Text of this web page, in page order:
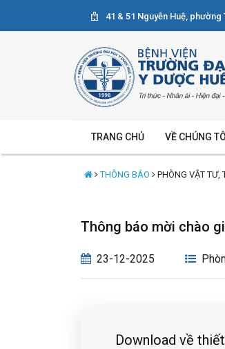
41 & 51 Nguyễn Huệ, phường
TRANG CHỦ VỀ CHÚNG TÔI
THÔNG BÁO PHÒNG VẬT TƯ,
Thông báo mời chào
23-12-2025
Download về